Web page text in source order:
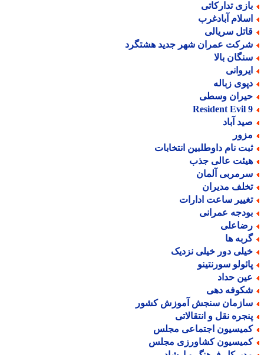
تدارکاتی
آبادغرب
سریالی
عمران شهر جدید هشتگرد
بالا
زباله
وسطی
Resident Evil
آباد
نام داوطلبین انتخابات
عالی جذب
آلمان
مدیران
ساعت ادارات
عمرانی
ها
دور خیلی نزدیک
سورنتینو
حداد
دهی
سنجش آموزش کشور
نقل و انتقالاتی
اجتماعی مجلس
کشاورزی مجلس